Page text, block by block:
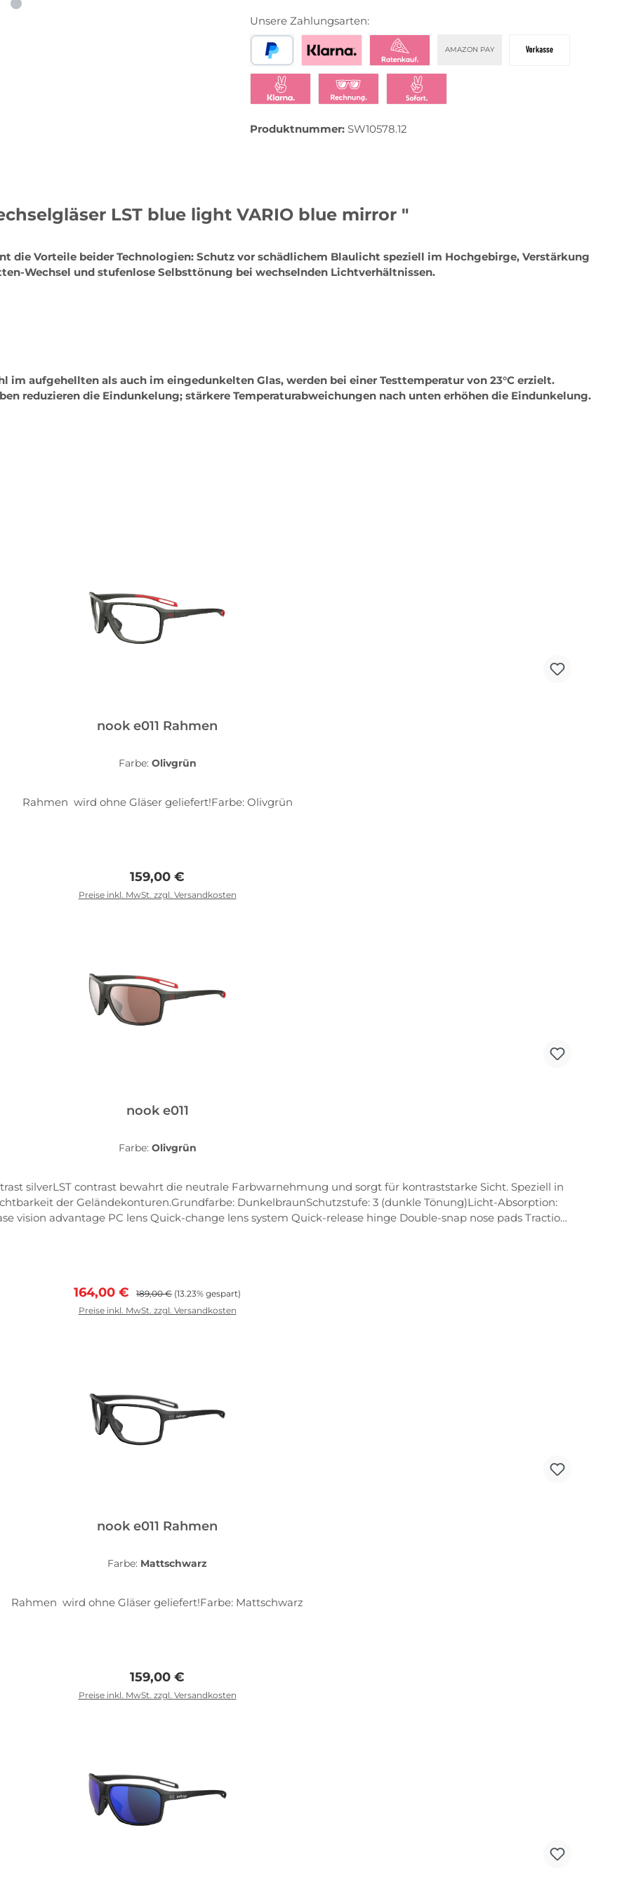
Unsere Zahlungsarten:
AMAZON PAY
PayPal Bezahlen mit KlarnaKlarna Ratenkauf
Produktnummer: SW10578.12
LST blue light VARIO blue mirror "
die Vorteile beider Technologien: Schutz vor schädlichem Blaulicht speziell im Hochgebirge, Verstärkung
Wechsel und stufenlose Selbsttönung bei wechselnden Lichtverhältnissen.
im aufgehellten als auch im eingedunkelten Glas, werden bei einer Testtemperatur von 23°C erzielt.
reduzieren die Eindunkelung; stärkere Temperaturabweichungen nach unten erhöhen die Eindunkelung.
nook e011 Rahmen
Farbe: Olivgrün
Rahmen wird ohne Gläser geliefert!Farbe: Olivgrün
Regulärer Preis:
159,00 €
Preise inkl. MwSt. zzgl. Versandkosten
nook e011
Farbe: Olivgrün
silverLST contrast bewahrt die neutrale Farbwarnehmung und sorgt für kontraststarke Sicht. Speziell in
der Geländekonturen.Grundfarbe: DunkelbraunSchutzstufe: 3 (dunkle Tönung)Licht-Absorption:
vision advantage PC lens Quick-change lens system Quick-release hinge Double-snap nose pads Traction
Verkaufspreis:
164,00 € Regulärer Preis:
189,00 € (13.23% gespart)
Preise inkl. MwSt. zzgl. Versandkosten
nook e011 Rahmen
Farbe: Mattschwarz
Rahmen wird ohne Gläser geliefert!Farbe: Mattschwarz
Regulärer Preis:
159,00 €
Preise inkl. MwSt. zzgl. Versandkosten